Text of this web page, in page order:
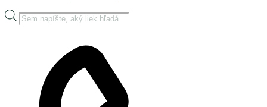
Products
search